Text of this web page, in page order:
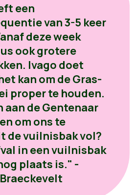
een
van 3-5 keer
deze week
ook grotere
Ivago doet
kan om de Gras-
proper te houden.
aan de Gentenaar
om ons te
de vuilnisbak vol?
in een vuilnisbak
plaats is." -